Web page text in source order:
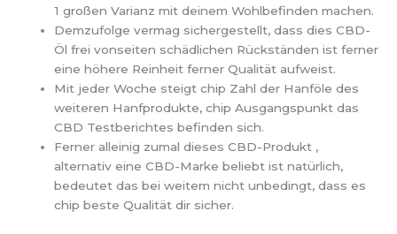
1 großen Varianz mit deinem Wohlbefinden machen.
Demzufolge vermag sichergestellt, dass dies CBD-
Öl frei vonseiten schädlichen Rückständen ist ferner
eine höhere Reinheit ferner Qualität aufweist.
Mit jeder Woche steigt chip Zahl der Hanföle des
weiteren Hanfprodukte, chip Ausgangspunkt das
CBD Testberichtes befinden sich.
Ferner alleinig zumal dieses CBD-Produkt ,
alternativ eine CBD-Marke beliebt ist natürlich,
bedeutet das bei weitem nicht unbedingt, dass es
chip beste Qualität dir sicher.